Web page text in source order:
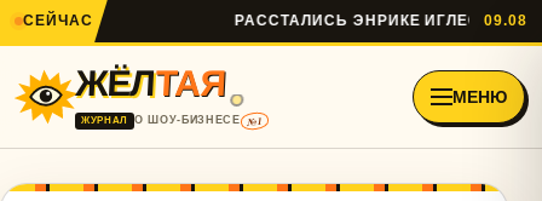
СЕЙЧАС РАССТАЛИСЬ ЭНРИКЕ ИГЛЕСИАС И09.08
ЖЁЛТАЯ
ЖУРНАЛ О ШОУ-БИЗНЕСЕ №1
МЕНЮ